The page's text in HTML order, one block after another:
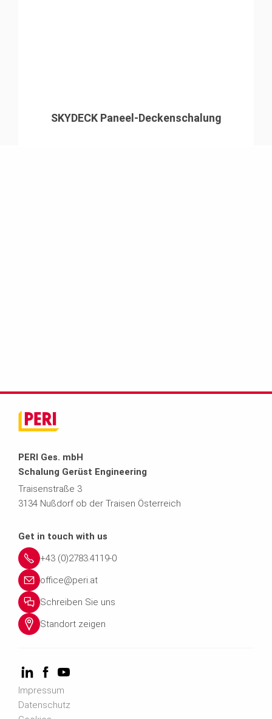
SKYDECK Paneel-Deckenschalung
PERI Ges. mbH
Schalung Gerüst Engineering
Traisenstraße 3
3134 Nußdorf ob der Traisen Österreich
Get in touch with us
+43 (0)2783.4119-0
office@peri.at
Schreiben Sie uns
Standort zeigen
Impressum
Datenschutz